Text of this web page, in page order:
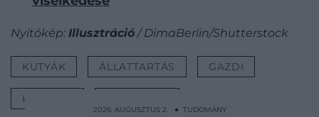
Nyitókép: Illusztráció/ DimaBerlin/Shutterstock
KUTYÁK ÁLLATTARTÁS GAZDI
KUTATÁS
2026. AUGUSZTUS 2. ● TUDOMÁNY